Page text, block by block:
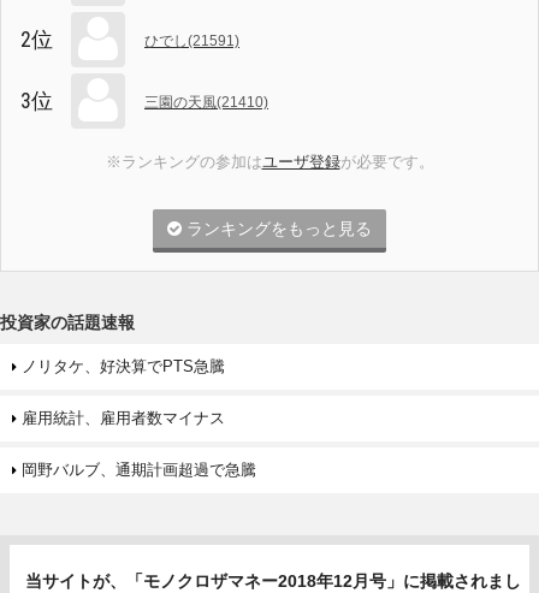
2位 ひでし(21591)
3位 三園の天風(21410)
※ランキングの参加はユーザ登録が必要です。
ランキングをもっと見る
投資家の話題速報
ノリタケ、好決算でPTS急騰
雇用統計、雇用者数マイナス
岡野バルブ、通期計画超過で急騰
当サイトが、「モノクロザマネー2018年12月号」に掲載されまし